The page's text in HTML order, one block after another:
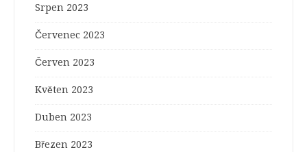
Srpen 2023
Červenec 2023
Červen 2023
Květen 2023
Duben 2023
Březen 2023